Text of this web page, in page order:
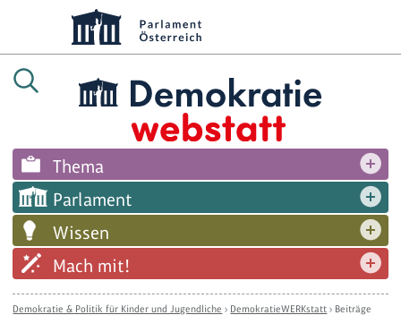
Thema
Parlament
Wissen
Mach mit!
Demokratie & Politik für Kinder und Jugendliche › DemokratieWERKstatt › Beiträge